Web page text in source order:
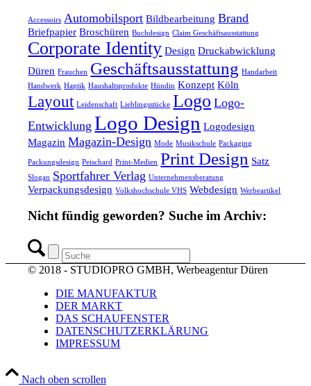
Accessoirs Automobilsport Bildbearbeitung Brand
Briefpapier Broschüren Buchdesign Claim Geschäftsausstattung
Corporate Identity Design Druckabwicklung
Düren Frauchen Geschäftsausstattung Handarbeit
Handwerk Haptik Haushaltsprodukte Hündin Konzept Köln
Layout Leidenschaft Lieblingsstücke Logo Logo-
Entwicklung Logo Design Logodesign
Magazin Magazin-Design Mode Musikschule Packaging
Packungsdesign Peischard Print-Medien Print Design Satz
Slogan Sportfahrer Verlag Unternehmensberatung
Verpackungsdesign Volkshochschule VHS Webdesign Werbeartikel
Nicht fündig geworden? Suche im Archiv:
© 2018 - STUDIOPRO GMBH, Werbeagentur Düren
DIE MANUFAKTUR
DER MARKT
DAS SCHAUFENSTER
DATENSCHUTZERKLÄRUNG
IMPRESSUM
Nach oben scrollen